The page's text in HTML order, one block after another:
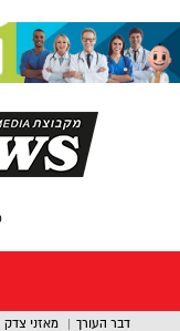
דבר העורך מאזני צדק